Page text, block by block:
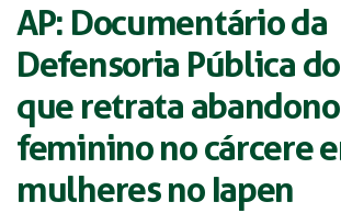
AP: Documentário da
Defensoria Pública
que retrata abandono
feminino no cárcere
mulheres no Iapen